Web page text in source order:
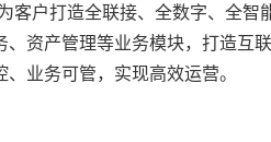
户打造全联接、全数字、全
资产管理等业务模块，打造
业务可管，实现高效运营。